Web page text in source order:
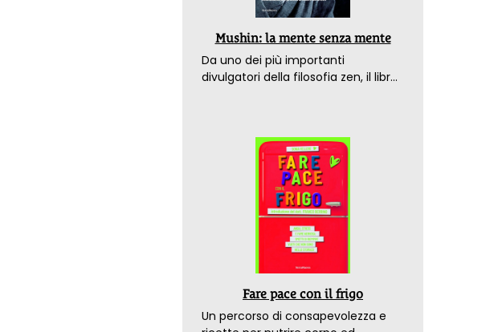
Mushin: la mente senza mente
Da uno dei più importanti
divulgatori della filosofia zen, il libro
Fare pace con il frigo
Un percorso di consapevolezza e